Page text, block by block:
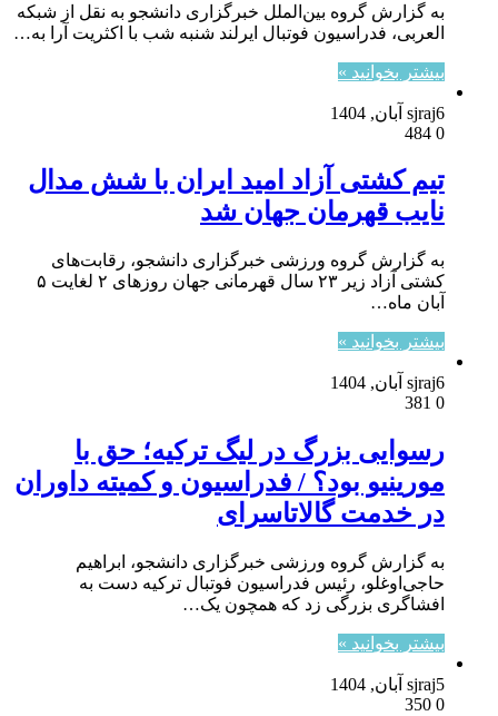
به گزارش گروه بین‌الملل خبرگزاری دانشجو به نقل از شبکه
العربی، فدراسیون فوتبال ایرلند شنبه شب با اکثریت آرا به…
بیشتر بخوانید »
sjraj6 آبان, 1404
0
تیم کشتی آزاد امید ایران با شش مدال
نایب قهرمان جهان شد
به گزارش گروه ورزشی خبرگزاری دانشجو، رقابت‌های
کشتی آزاد زیر ۲۳ سال قهرمانی جهان روز‌های ۲ لغایت ۵
آبان ماه…
بیشتر بخوانید »
sjraj6 آبان, 1404
0
رسوایی بزرگ در لیگ ترکیه؛ حق با
مورینیو بود؟ / فدراسیون و کمیته داوران
در خدمت گالاتاسرای
به گزارش گروه ورزشی خبرگزاری دانشجو، ابراهیم
حاجی‌اوغلو، رئیس فدراسیون فوتبال ترکیه دست به
افشاگری بزرگی زد که همچون یک…
بیشتر بخوانید »
sjraj5 آبان, 1404
0